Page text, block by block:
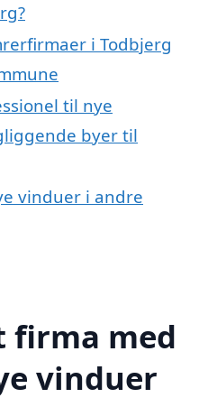
i Todbjerg
til nye
byer til
vinduer i andre
firma med
vinduer